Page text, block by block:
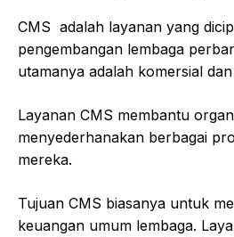
CMS adalah layanan yang
pengembangan lembaga
utamanya adalah komersial
Layanan CMS membantu
menyederhanakan berbagai
mereka.
Tujuan CMS biasanya untuk
keuangan umum lembaga.